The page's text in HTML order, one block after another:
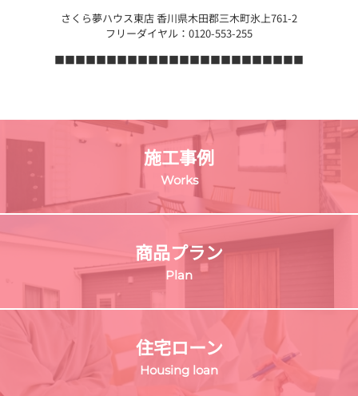
さくら夢ハウス東店 香川県木田郡三木町氷上761-2
フリーダイヤル：0120-553-255
■■■■■■■■■■■■■■■■■■■■■■■■
施工事例
Works
商品プラン
Plan
住宅ローン
Housing loan